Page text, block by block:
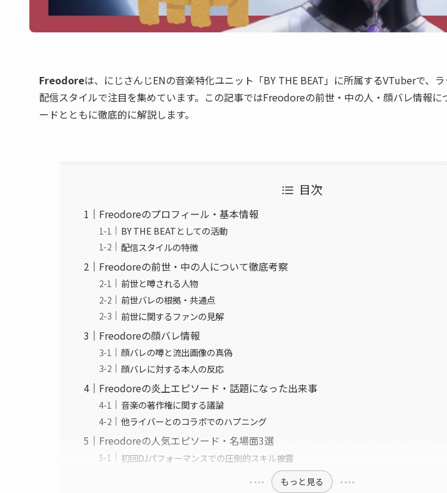
Freodoreは、にじさんじENの音楽特化ユニット「BY THE BEAT」に所属するVTuberで、
配信スタイルで注目を集めています。この記事ではFreodoreの前世・中の人・顔バレ情報に
ードとともに徹底的に解説します。
目次
Freodoreのプロフィール・基本情報
BY THE BEATとしての活動
配信スタイルの特徴
Freodoreの前世・中の人について徹底考察
前世と噂される人物
前世バレの根拠・共通点
前世に関するファンの見解
Freodoreの顔バレ情報
顔バレの噂と流出画像の真偽
顔バレに対する本人の反応
Freodoreの炎上エピソード・話題になった出来事
音楽の著作権に関する議論
他ライバーとのコラボでのハプニング
Freodoreの人気エピソード・名場面3選
初回DJパフォーマンスでの圧倒的スキル披露
もっと見る